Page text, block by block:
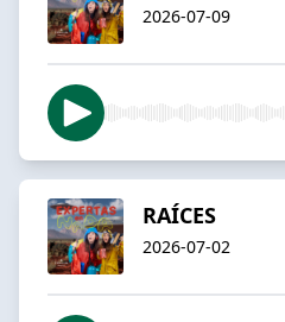
2026-07-09
RAÍCES
2026-07-02